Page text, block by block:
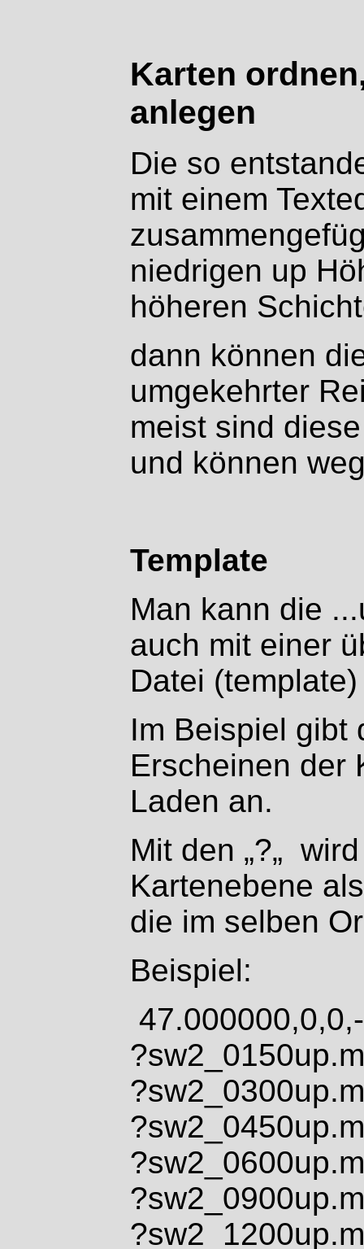
Karten
anlegen
Die so
mit einem
niedrigen up
höheren
dann können
umgekehrter
meist sind
und können
Template
Man kann die
auch mit einer
Datei
Im Beispiel gibt
Erscheinen der
Laden an.
Mit den „?„
Kartenebene
die im selben
Beispiel: